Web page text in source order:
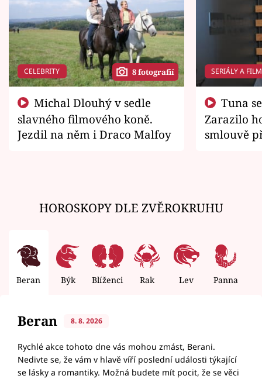
CELEBRITY 8 fotografií
slavného filmového koně.
Jezdil na něm i Draco Malfoy
SERIÁLY A
Zarazilo
smlouvě
HOROSKOPY DLE ZVĚROKRUHU
Beran Býk Blíženci Rak Lev Panna
Beran 8. 8. 2026
Rychlé akce tohoto dne vás mohou zmást, Berani.
Nedivte se, že vám v hlavě víří poslední události týkající
se lásky a romantiky. Možná budete mít pocit, že se věci